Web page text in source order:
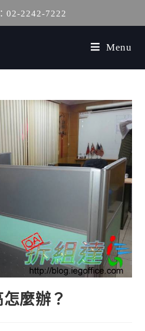
02-2242-7222
Menu
麼辦？